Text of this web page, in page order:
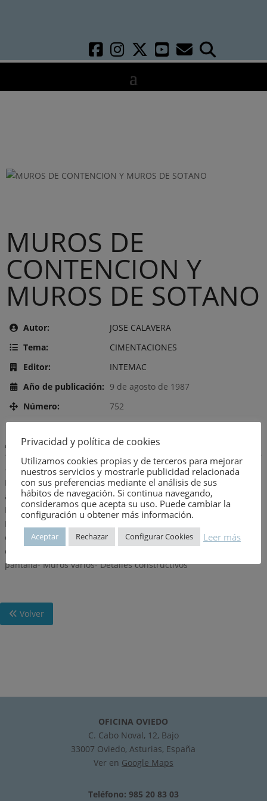
MUROS DE
CONTENCION Y
MUROS DE SOTANO
Autor:
JOSE CALAVERA
Tema:
CIMENTACIONES
Editor:
INTEMAC
Año de publicación: 9 de agosto de 1987
Número:
752
Descripción:
– Tipología general de muros- Introducción de la seguridad-
Empujes del terreno sobre los muros cargas y sobrecargas
actuantes sobre terreno- Muros de gravedad-
Predimensionamiento de muros ménsula- Muros ménsula-
Método semiempírico de terzaghi y peck para el cálculo del
empuje activo en muros de pequeña altura- Muros de
contrafuertes- Muros de bandejas- Muros de sótano- Muros
pantalla- Muros varios- Detalles constructivos
Volver
OFICINA OVIEDO
C. Cabo Noval, 12, Bajo
33007 Oviedo, Asturias, España
Ver en Google Maps
Teléfono: 985 20 83 03
Privacidad y política de cookies
Utilizamos cookies propias y de terceros para mejorar
nuestros servicios y mostrarle publicidad relacionada
con sus preferencias mediante el análisis de sus
hábitos de navegación. Si continua navegando,
consideramos que acepta su uso. Puede cambiar la
configuración u obtener más información.
Aceptar Rechazar Configurar Cookies Leer más